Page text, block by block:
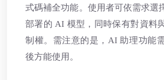
式碼補全功能。使用者可依需求選
部署的 AI 模型，同時保有對資料
制權。需注意的是，AI 助理功能
後方能使用。